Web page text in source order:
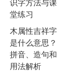
堂练习
木属性吉祥字
是什么意思？
拼音、造句和
用法解析